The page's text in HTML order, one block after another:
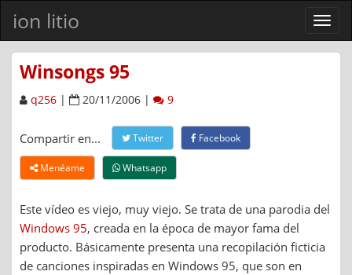
ion litio
Ver
menú
Winsongs 95
q256 | 20/11/2006 | 9
Compartir en... Twitter Facebook
Menéame Whatsapp
Este vídeo es viejo, muy viejo. Se trata de una parodia del
Windows 95, creada en la época de mayor fama del
producto. Básicamente presenta una recopilación ficticia
de canciones inspiradas en Windows 95, que son en